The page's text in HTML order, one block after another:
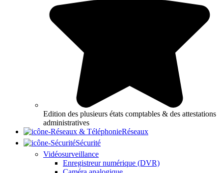
Edition des plusieurs états comptables & des attestations
administratives
Réseaux
Sécurité
Vidéosurveillance
Enregistreur numérique (DVR)